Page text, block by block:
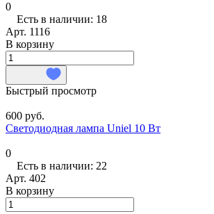
0
Есть в наличии: 18
Арт. 1116
В корзину
Быстрый просмотр
600 руб.
Светодиодная лампа Uniel 10 Вт
0
Есть в наличии: 22
Арт. 402
В корзину